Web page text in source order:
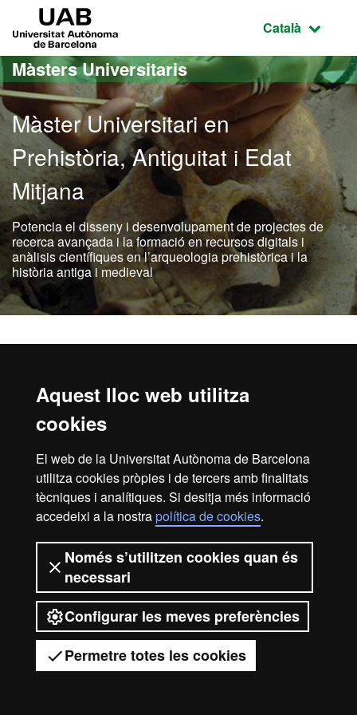
Aquest lloc web utilitza
cookies
El web de la Universitat Autònoma de Barcelona
utilitza cookies pròpies i de tercers amb finalitats
tècniques i analítiques. Si desitja més informació
accedeixi a la nostrapolítica de cookies.
Només s’utilitzen cookies quan és
necessari
Configurar les meves preferències
Permetre totes les cookies
Ves al contingut principal
Ves a la navegació de la pàgina
Idioma
Català
Màsters Universitaris
Màster Universitari en
Prehistòria, Antiguitat i Edat
Mitjana
Potencia el disseny i desenvolupament de projectes de
recerca avançada i la formació en recursos digitals i
anàlisis científiques en l’arqueologia prehistòrica i la
història antiga i medieval
Tens dubtes?
Màster Oficial -
mitjana
42309 - Estudis avançats en història antiga
42307 - Ciències Filològiques Auxiliars
42305 - Arqueologia del món antic i medieval
2026 Universitat Autònoma de
Barcelona